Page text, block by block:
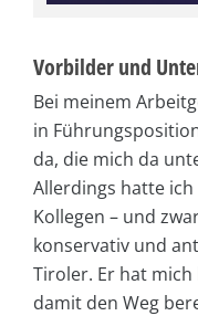
Vorbilder und
Bei meinem
in
da, die mich da
Allerdings hatte
Kollegen – und
konservativ und
Tiroler. Er hat
damit den Weg